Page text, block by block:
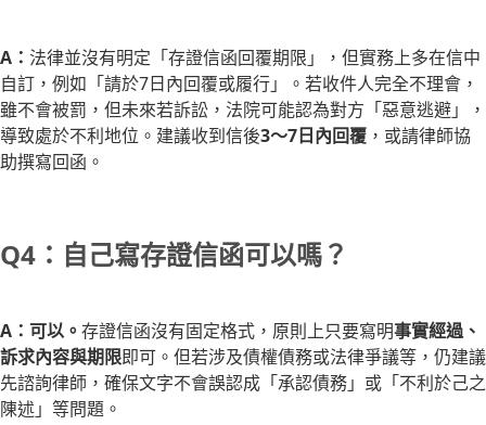
A： 法律並沒有明定「存證信函回覆期限」，但實務上多在信中
自訂，例如「請於7日內回覆或履行」。若收件人完全不理會，
雖不會被罰，但未來若訴訟，法院可能認為對方「惡意逃避」，
導致處於不利地位。建議收到信後3～7日內回覆 ，或請律師協
助撰寫回函。
Q4：自己寫存證信函可以嗎？
A：可以。 存證信函沒有固定格式，原則上只要寫明事實經過、
訴求內容與期限即可。但若涉及債權債務或法律爭議等，仍建議
先諮詢律師，確保文字不會誤認成「承認債務」或「不利於己之
陳述」等問題。